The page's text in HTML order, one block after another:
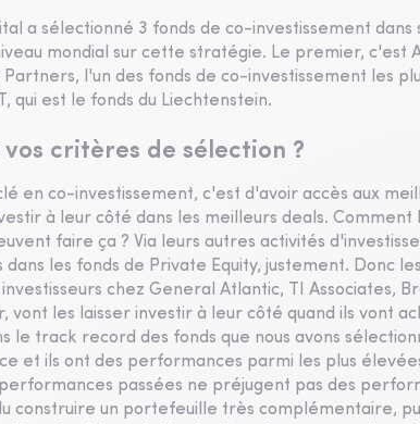
a sélectionné 3 fonds de co-investissement
mondial sur cette stratégie. Le premier, c'est
l'un des fonds de co-investissement les
qui est le fonds du Liechtenstein.
vos critères de sélection ?
en co-investissement, c'est d'avoir accès aux
à leur côté dans les meilleurs deals. Comment
faire ça ? Via leurs autres activités
dans les fonds de Private Equity, justement. Donc
investisseurs chez General Atlantic, TI Associates,
vont les laisser investir à leur côté quand ils vont
le track record des fonds que nous avons
et ils ont des performances parmi les plus
passées ne préjugent pas des
construire un portefeuille très complémentaire,